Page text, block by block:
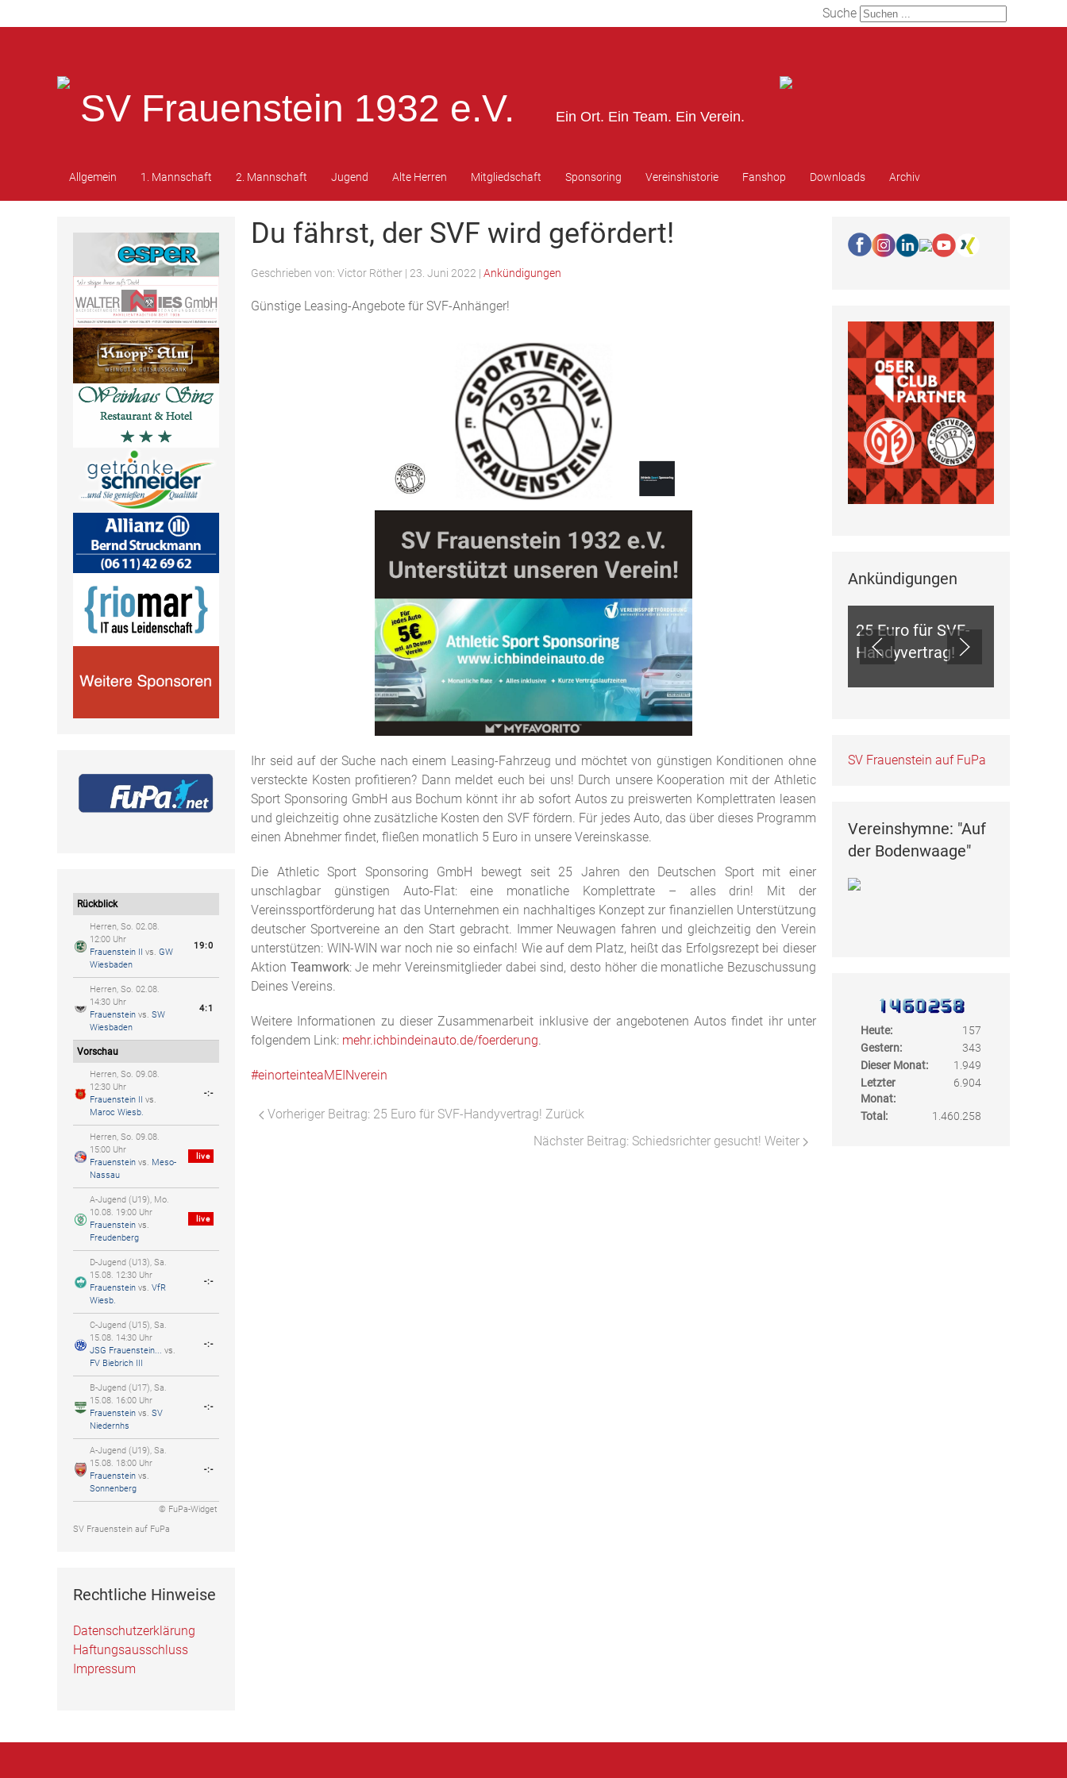
Suche
SV Frauenstein 1932 e.V. Ein Ort. Ein Team. Ein Verein.
Allgemein 1. Mannschaft 2. Mannschaft Jugend Alte Herren Mitgliedschaft Sponsoring Vereinshistorie Fanshop Downloads Archiv
Rückblick
Herren, So. 02.08.
12:00 Uhr
Frauenstein II
vs. GW
Wiesbaden
19:0
Herren, So. 02.08.
14:30 Uhr
Frauenstein vs. SW
Wiesbaden
4:1
Vorschau
Herren, So. 09.08.
12:30 Uhr
Frauenstein II
vs.
Maroc Wiesb.
-:-
Herren, So. 09.08.
15:00 Uhr
Frauenstein vs. Meso-
Nassau
live
A-Jugend (U19), Mo.
10.08. 19:00 Uhr
Frauenstein vs.
Freudenberg
live
D-Jugend (U13), Sa.
15.08. 12:30 Uhr
Frauenstein vs. VfR
Wiesb.
-:-
C-Jugend (U15), Sa.
15.08. 14:30 Uhr
JSG Frauenstein... vs.
FV Biebrich III
-:-
B-Jugend (U17), Sa.
15.08. 16:00 Uhr
Frauenstein vs. SV
Niedernhs
-:-
A-Jugend (U19), Sa.
15.08. 18:00 Uhr
Frauenstein vs.
Sonnenberg
-:-
© FuPa-Widget
SV Frauenstein auf FuPa
Rechtliche Hinweise
Datenschutzerklärung
Haftungsausschluss
Impressum
Du fährst, der SVF wird gefördert!
Geschrieben von: Victor Röther | 23. Juni 2022 | Ankündigungen
Günstige Leasing-Angebote für SVF-Anhänger!
Ihr seid auf der Suche nach einem Leasing-Fahrzeug und möchtet von günstigen Konditionen ohne
versteckte Kosten profitieren? Dann meldet euch bei uns! Durch unsere Kooperation mit der Athletic
Sport Sponsoring GmbH aus Bochum könnt ihr ab sofort Autos zu preiswerten Komplettraten leasen
und gleichzeitig ohne zusätzliche Kosten den SVF fördern. Für jedes Auto, das über dieses Programm
einen Abnehmer findet, fließen monatlich 5 Euro in unsere Vereinskasse.
Die Athletic Sport Sponsoring GmbH bewegt seit 25 Jahren den Deutschen Sport mit einer
unschlagbar günstigen Auto-Flat: eine monatliche Komplettrate – alles drin! Mit der
Vereinssportförderung hat das Unternehmen ein nachhaltiges Konzept zur finanziellen Unterstützung
deutscher Sportvereine an den Start gebracht. Immer Neuwagen fahren und gleichzeitig den Verein
unterstützen: WIN-WIN war noch nie so einfach! Wie auf dem Platz, heißt das Erfolgsrezept bei dieser
Aktion Teamwork: Je mehr Vereinsmitglieder dabei sind, desto höher die monatliche Bezuschussung
Deines Vereins.
Weitere Informationen zu dieser Zusammenarbeit inklusive der angebotenen Autos findet ihr unter
folgendem Link: mehr.ichbindeinauto.de/foerderung.
#einorteinteaMEINverein
Vorheriger Beitrag: 25 Euro für SVF-Handyvertrag! Zurück
Nächster Beitrag: Schiedsrichter gesucht! Weiter
Ankündigungen
ANKÜNDIGUNGEN
25 Euro für SVF-
Handyvertrag!
SV Frauenstein auf FuPa
Vereinshymne: "Auf
der Bodenwaage"
Heute:
157
Gestern:
343
Dieser Monat:
1.949
Letzter
Monat:
6.904
Total: 1.460.258